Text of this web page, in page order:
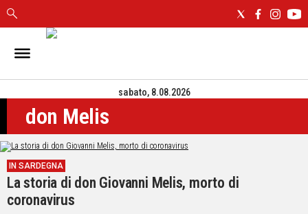
IN
CAGLIARI
SASSARI
NUORO
ORISTANO
SULCIS
GALLURA
OGLIASTRA
sabato, 8.08.2026
don Melis
IN SARDEGNA
La storia di don Giovanni Melis, morto di
coronavirus